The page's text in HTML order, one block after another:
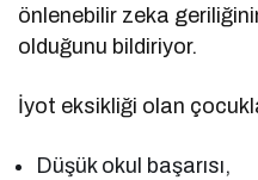
önlenebilir zeka
olduğunu bildiriyor.
İyot eksikliği olan
Düşük okul başarısı,